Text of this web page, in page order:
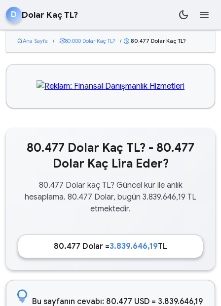
D Dolar Kaç TL? dark_mode menu
homeAna Sayfa / currency_exchange80.000 Dolar Kaç TL? / currency_exchange 80.477 Dolar Kaç TL?
80.477 Dolar Kaç TL? - 80.477
Dolar Kaç Lira Eder?
80.477 Dolar kaç TL? Güncel kur ile anlık
hesaplama. 80.477 Dolar, bugün 3.839.646,19 TL
etmektedir.
80.477 Dolar =3.839.646,19TL
lightbulb Bu sayfanın cevabı: 80.477 USD = 3.839.646,19